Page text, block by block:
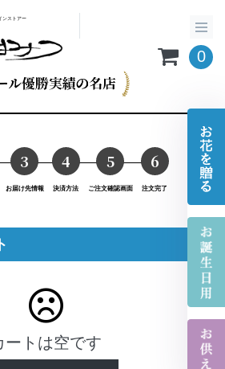
ンストアー
0
3
お届け先情報
4
決済方法
5
ご注文確認画面
6
注文完了
ートは空です